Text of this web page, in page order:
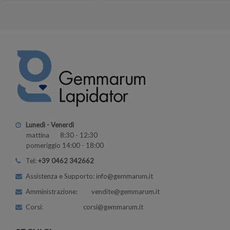
Lunedì - Venerdì
mattina 8:30 - 12:30
pomeriggio 14:00 - 18:00
Tel:+39 0462 342662
Assistenza e Supporto: info@gemmarum.it
Amministrazione: vendite@gemmarum.it
Corsi: corsi@gemmarum.it